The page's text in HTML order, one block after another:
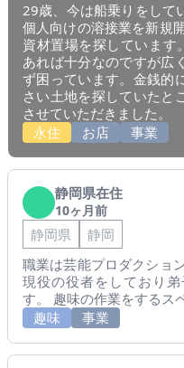
29歳、今は船乗りをして
個人向けの溶接業を新規
資材置場を探していま
あれば十分なのですが広
ず困っています。金銭的
さい土地を探していたと
させていただきました。
永住
お店 事業
静岡県在住
10ヶ月前
静岡県
静岡
職業は芸能プロダクショ
現役の役者をしており
す。 趣味の作業をするス
趣味
事業